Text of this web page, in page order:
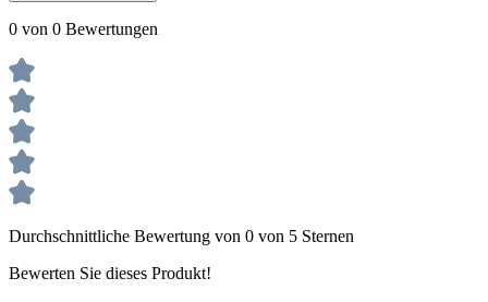
0 von 0 Bewertungen
Durchschnittliche Bewertung von 0 von 5 Sternen
Bewerten Sie dieses Produkt!